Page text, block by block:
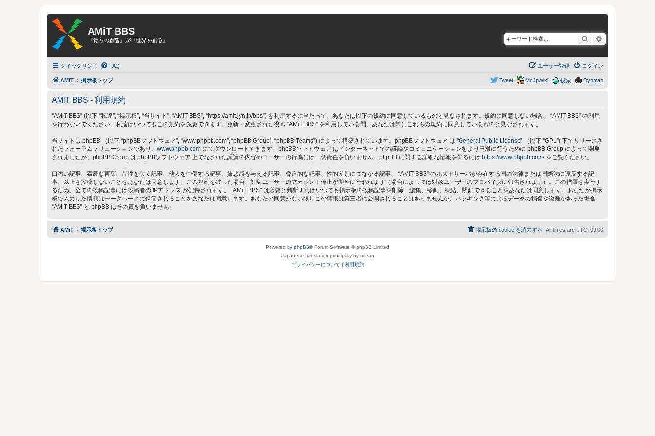
AMiT BBS
『貴方の創造』が『世界を創る』 検索
クイックリンク FAQ ログイン
ユーザー登録
AMiT 掲示板トップ Dynmap
投票
McJpWiki
Tweet
AMiT BBS - 利用規約
“AMiT BBS” (以下 “私達”, “掲示板”, “当サイト”, “AMiT BBS”, “https://amit.jyn.jp/bbs”) を利用するに当たって、あなたは以下の規約に同意しているものと見なされます。規約に同意しない場合、 “AMiT BBS” の利用
を行わないでください。私達はいつでもこの規約を変更できます。更新・変更された後も “AMiT BBS” を利用している間、あなたは常にこれらの規約に同意しているものと見なされます。
当サイトは phpBB （以下 “phpBBソフトウェア”, “www.phpbb.com”, “phpBB Group”, “phpBB Teams”) によって構築されています。phpBBソフトウェア は “General Public License” （以下 “GPL”) 下でリリースさ
れたフォーラムソリューションであり、 www.phpbb.com にてダウンロードできます。phpBBソフトウェア はインターネットでの議論やコミュニケーションをより円滑に行うために phpBB Group によって開発
されましたが、phpBB Group は phpBBソフトウェア 上でなされた議論の内容やユーザーの行為には一切責任を負いません。phpBB に関する詳細な情報を知るには https://www.phpbb.com/をご覧ください。
口汚い記事、猥褻な言葉、品性を欠く記事、他人を中傷する記事、嫌悪感を与える記事、脅迫的な記事、性的差別につながる記事、 “AMiT BBS” のホストサーバが存在する国の法律または国際法に違反する記
事、以上を投稿しないことをあなたは同意します。この規約を破った場合、対象ユーザーのアカウント停止が即座に行われます（場合によっては対象ユーザーのプロバイダに報告されます）。この措置を実行す
るため、全ての投稿記事には投稿者の IPアドレス が記録されます。 “AMiT BBS” は必要と判断すればいつでも掲示板の投稿記事を削除、編集、移動、凍結、閉鎖できることをあなたは同意します。あなたが掲示
板で入力した情報はデータベースに保管されることをあなたは同意します。あなたの同意がない限りこの情報は第三者に公開されることはありませんが、ハッキング等によるデータの損傷や盗難があった場合、
“AMiT BBS” と phpBB はその責を負いません。
AMiT 掲示板トップ All times are UTC+09:00
掲示板の cookie を消去する
Powered by phpBB® Forum Software © phpBB Limited
Japanese translation principally by ocean
プライバシーについて | 利用規約